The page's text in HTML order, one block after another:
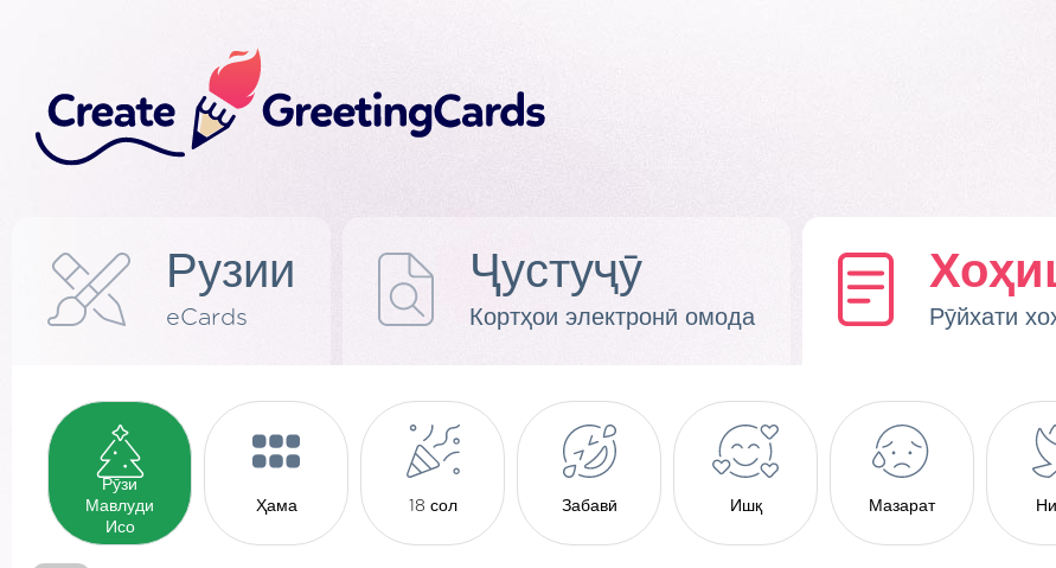
Рузии
eCards
Ҷустуҷӯ
Кортҳои электронӣ омода Рӯйхати
Рӯзи
Мавлуди
Исо
Ҳама 18 сол Забавӣ Ишқ Мазарат